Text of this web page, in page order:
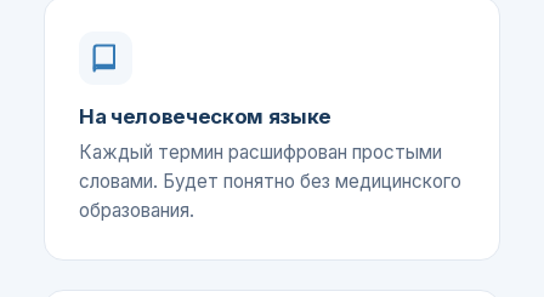
На человеческом языке
Каждый термин расшифрован простыми
словами. Будет понятно без медицинского
образования.